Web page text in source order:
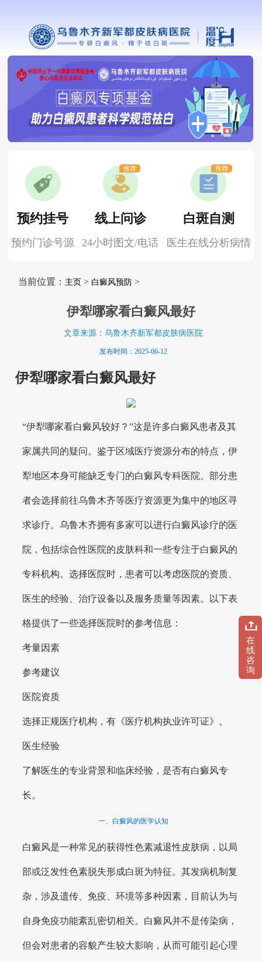
预约挂号
预约门诊号源
线上问诊
24小时图文/电话
推荐
白斑自测
医生在线分析病情
推荐
当前位置： 主页> 白癜风预防>
伊犁哪家看白癜风最好
文章来源：乌鲁木齐新军都皮肤病医院
发布时间：2025-06-12
伊犁哪家看白癜风最好
“伊犁哪家看白癜风较好？”这是许多白癜风患者及其
家属共同的疑问。鉴于区域医疗资源分布的特点，伊
犁地区本身可能缺乏专门的白癜风专科医院。部分患
者会选择前往乌鲁木齐等医疗资源更为集中的地区寻
求诊疗。乌鲁木齐拥有多家可以进行白癜风诊疗的医
院，包括综合性医院的皮肤科和一些专注于白癜风的
专科机构。选择医院时，患者可以考虑医院的资质、
医生的经验、治疗设备以及服务质量等因素。以下表
格提供了一些选择医院时的参考信息：
考量因素
参考建议
医院资质
选择正规医疗机构，有《医疗机构执业许可证》。
医生经验
了解医生的专业背景和临床经验，是否有白癜风专
长。
一、白癜风的医学认知
白癜风是一种常见的获得性色素减退性皮肤病，以局
部或泛发性色素脱失形成白斑为特征。其发病机制复
杂，涉及遗传、免疫、环境等多种因素，目前认为与
自身免疫功能紊乱密切相关。白癜风并不是传染病，
但会对患者的容貌产生较大影响，从而可能引起心理
在
线
咨
询